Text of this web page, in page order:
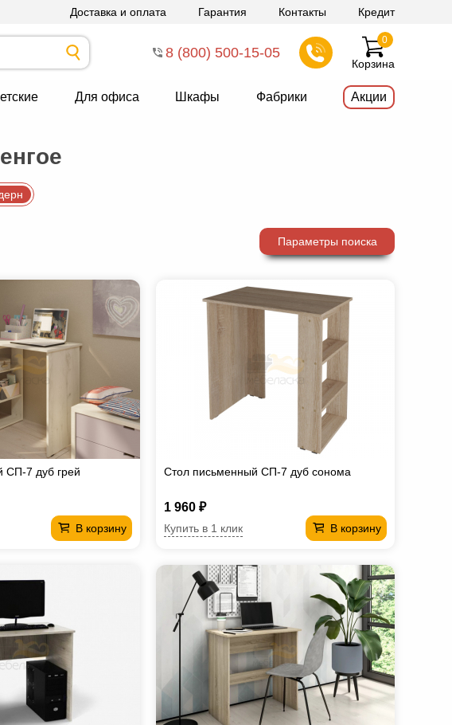
Доставка и оплата Гарантия Контакты Кредит
8 (800) 500-15-05
Корзина
0
Для офиса Шкафы Фабрики Акции
Параметры поиска
СП-7 дуб грей
В корзину
Стол письменный СП-7 дуб сонома
1 960 ₽
В корзину
Купить в 1 клик